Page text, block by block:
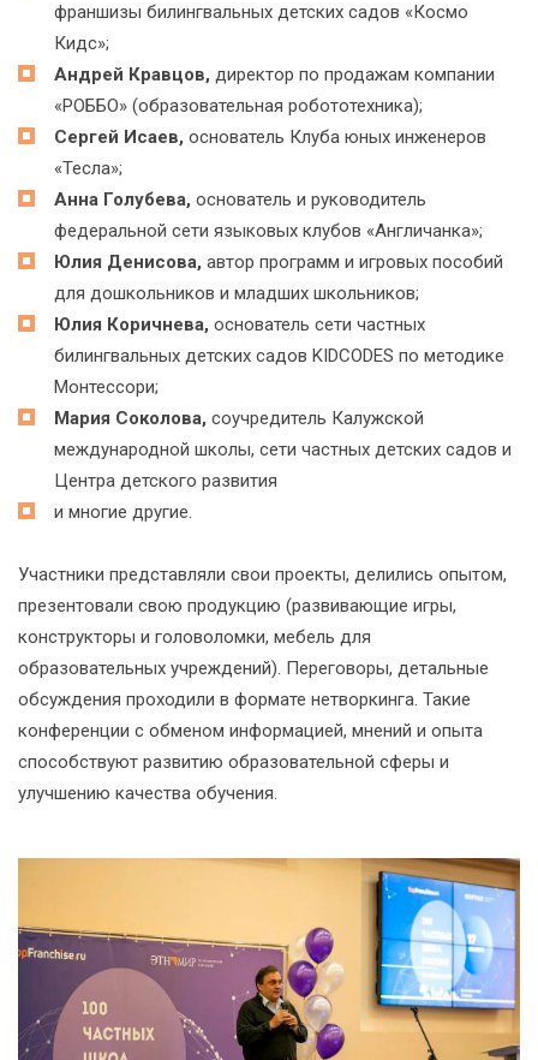
франшизы билингвальных детских садов «Космо
Кидс»;
Андрей Кравцов, директор по продажам компании
«РОББО» (образовательная робототехника);
Сергей Исаев, основатель Клуба юных инженеров
«Тесла»;
Анна Голубева, основатель и руководитель
федеральной сети языковых клубов «Англичанка»;
Юлия Денисова, автор программ и игровых пособий
для дошкольников и младших школьников;
Юлия Коричнева, основатель сети частных
билингвальных детских садов KIDCODES по методике
Монтессори;
Мария Соколова, соучредитель Калужской
международной школы, сети частных детских садов и
Центра детского развития
и многие другие.
Участники представляли свои проекты, делились опытом,
презентовали свою продукцию (развивающие игры,
конструкторы и головоломки, мебель для
образовательных учреждений). Переговоры, детальные
обсуждения проходили в формате нетворкинга. Такие
конференции с обменом информацией, мнений и опыта
способствуют развитию образовательной сферы и
улучшению качества обучения.